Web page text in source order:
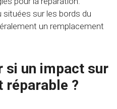
sur les bords du
un remplacement
si un impact sur
réparable ?